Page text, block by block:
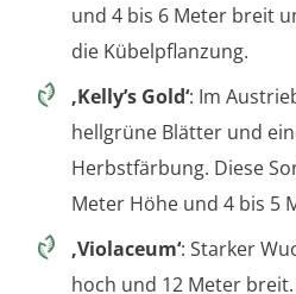
und 4 bis 6 Meter breit
die Kübelpflanzung.
‚Kelly’s Gold‘: Im
hellgrüne Blätter und
Herbstfärbung. Diese
Meter Höhe und 4 bis 5
‚Violaceum‘: Starker
hoch und 12 Meter